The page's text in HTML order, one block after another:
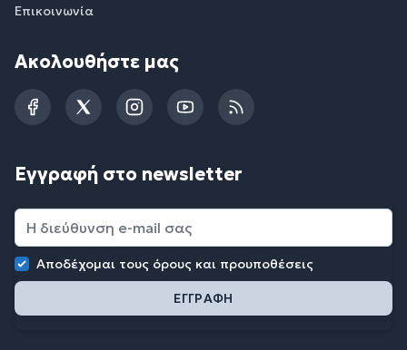
Επικοινωνία
Ακολουθήστε μας
FacebookTwitterInstagramYouTubeRSS
Εγγραφή στο newsletter
Αποδέχομαι τους όρους και προυποθέσεις